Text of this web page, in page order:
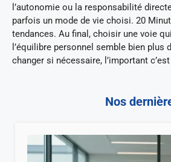
l’autonomie ou la responsabilité
parfois un mode de vie choisi. 20
tendances. Au final, choisir une voie
l’équilibre personnel semble bien plus
changer si nécessaire, l’important
Nos